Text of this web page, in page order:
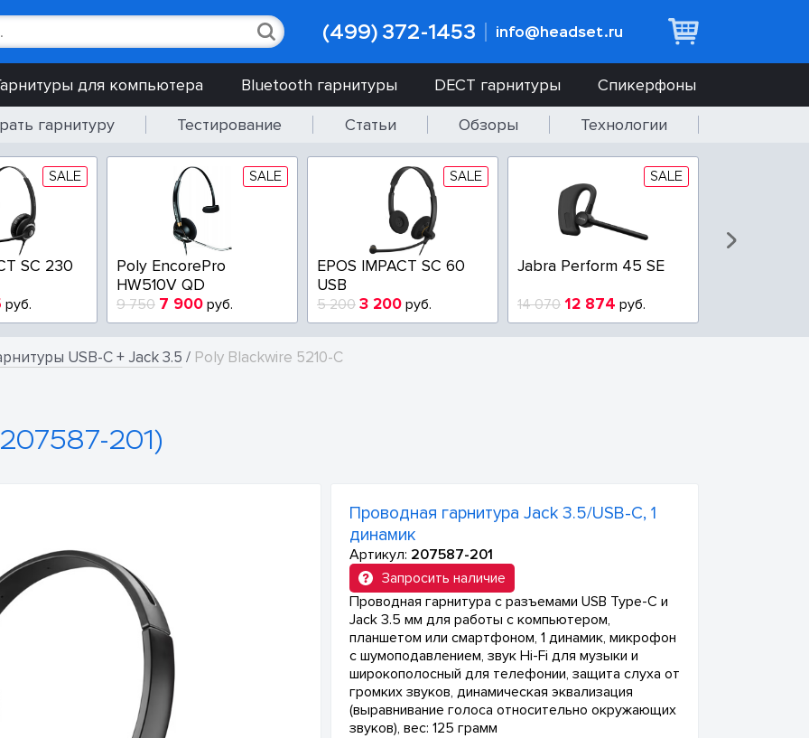
(499) 372-1453 info@headset.ru
для компьютера Bluetooth гарнитуры DECT гарнитуры
Спикерфоны
гарнитуру
Тестирование Статьи Обзоры Технологии
SALE
SC 230
руб.
SALE
Poly EncorePro
HW510V QD
9 750 7 900 руб.
SALE
EPOS IMPACT SC 60
USB
5 200 3 200 руб.
SALE
Jabra Perform 45 SE
14 070 12 874 руб.
USB-C + Jack 3.5 / Poly Blackwire 5210-C
201)
Проводная гарнитура Jack 3.5/USB-С, 1
динамик
Артикул: 207587-201
Запросить наличие
Проводная гарнитура с разъемами USB Type-C и
Jack 3.5 мм для работы с компьютером,
планшетом или смартфоном, 1 динамик, микрофон
с шумоподавлением, звук Hi-Fi для музыки и
широкополосный для телефонии, защита слуха от
громких звуков, динамическая эквализация
(выравнивание голоса относительно окружающих
звуков), вес: 125 грамм